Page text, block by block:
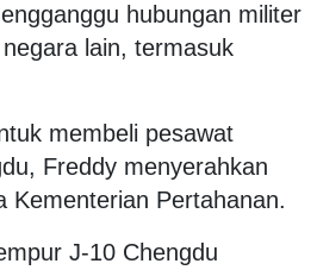
hubungan militer
lain, termasuk
membeli pesawat
Freddy menyerahkan
Kementerian Pertahanan.
J-10 Chengdu